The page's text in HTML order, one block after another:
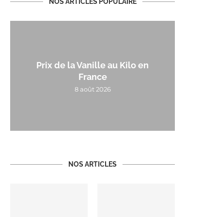
NOS ARTICLES POPULAIRE
Prix de la Vanille au Kilo en
France
8 août 2026
NOS ARTICLES